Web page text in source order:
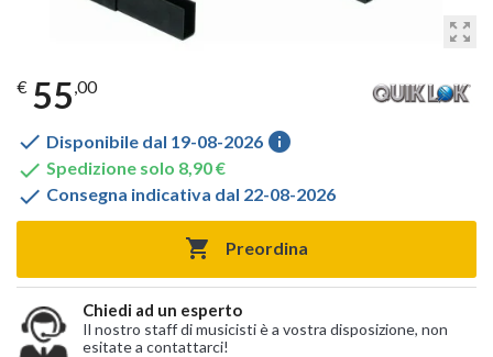
zoom_out_map
€ 55,00
 Disponibile dal 19-08-2026 info
 Spedizione solo 8,90 €
 Consegna indicativa dal 22-08-2026
 Preordina
Chiedi ad un esperto
Il nostro staff di musicisti è a vostra disposizione, non
esitate a contattarci!